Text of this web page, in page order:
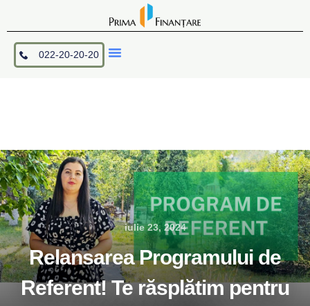
content
022-20-20-20
Menu
iulie 23, 2024
Relansarea Programului de
Referent! Te răsplătim pentru